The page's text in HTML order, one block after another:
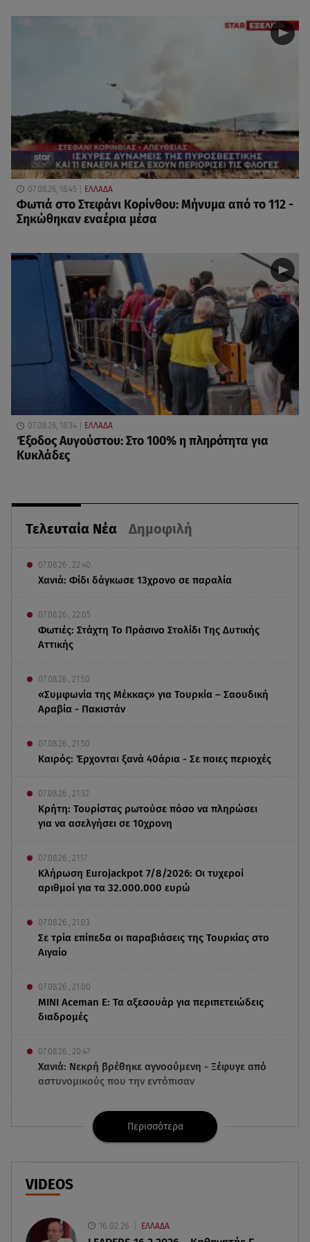
Τελευταία Νέα Δημοφιλή
07.08.26 , 22:40
Χανιά: Φίδι δάγκωσε 13χρονο σε παραλία
07.08.26 , 22:05
Φωτιές: Στάχτη Το Πράσινο Στολίδι Της Δυτικής
Αττικής
07.08.26 , 21:50
«Συμφωνία της Μέκκας» για Τουρκία – Σαουδική
Αραβία - Πακιστάν
07.08.26 , 21:50
Καιρός: Έρχονται ξανά 40άρια - Σε ποιες περιοχές
07.08.26 , 21:32
Κρήτη: Τουρίστας ρωτούσε πόσο να πληρώσει
για να ασελγήσει σε 10χρονη
07.08.26 , 21:17
Κλήρωση Eurojackpot 7/8/2026: Οι τυχεροί
αριθμοί για τα 32.000.000 ευρώ
07.08.26 , 21:03
Σε τρία επίπεδα οι παραβιάσεις της Τουρκίας στο
Αιγαίο
07.08.26 , 21:00
MINI Aceman E: Τα αξεσουάρ για περιπετειώδεις
διαδρομές
07.08.26 , 20:47
Χανιά: Νεκρή βρέθηκε αγνοούμενη - Ξέφυγε από
αστυνομικούς που την εντόπισαν
Μυστράς: Κρίσιμος για το κατηγορητήριο ο
χρόνος θανάτου του 90χρονου
07.08.26 , 20:13
Κυψέλη: Tι βρέθηκε στο διαμέρισμα της
Περισσότερα
VIDEOS
16.02.26 ΕΛΛΑΔΑ
07.08.26, 18:45 ΕΛΛΑΔΑ
Φωτιά στο Στεφάνι Κορίνθου: Μήνυμα από το 112 -
Σηκώθηκαν εναέρια μέσα
07.08.26, 18:34 ΕΛΛΑΔΑ
Έξοδος Αυγούστου: Στο 100% η πληρότητα για
Κυκλάδες